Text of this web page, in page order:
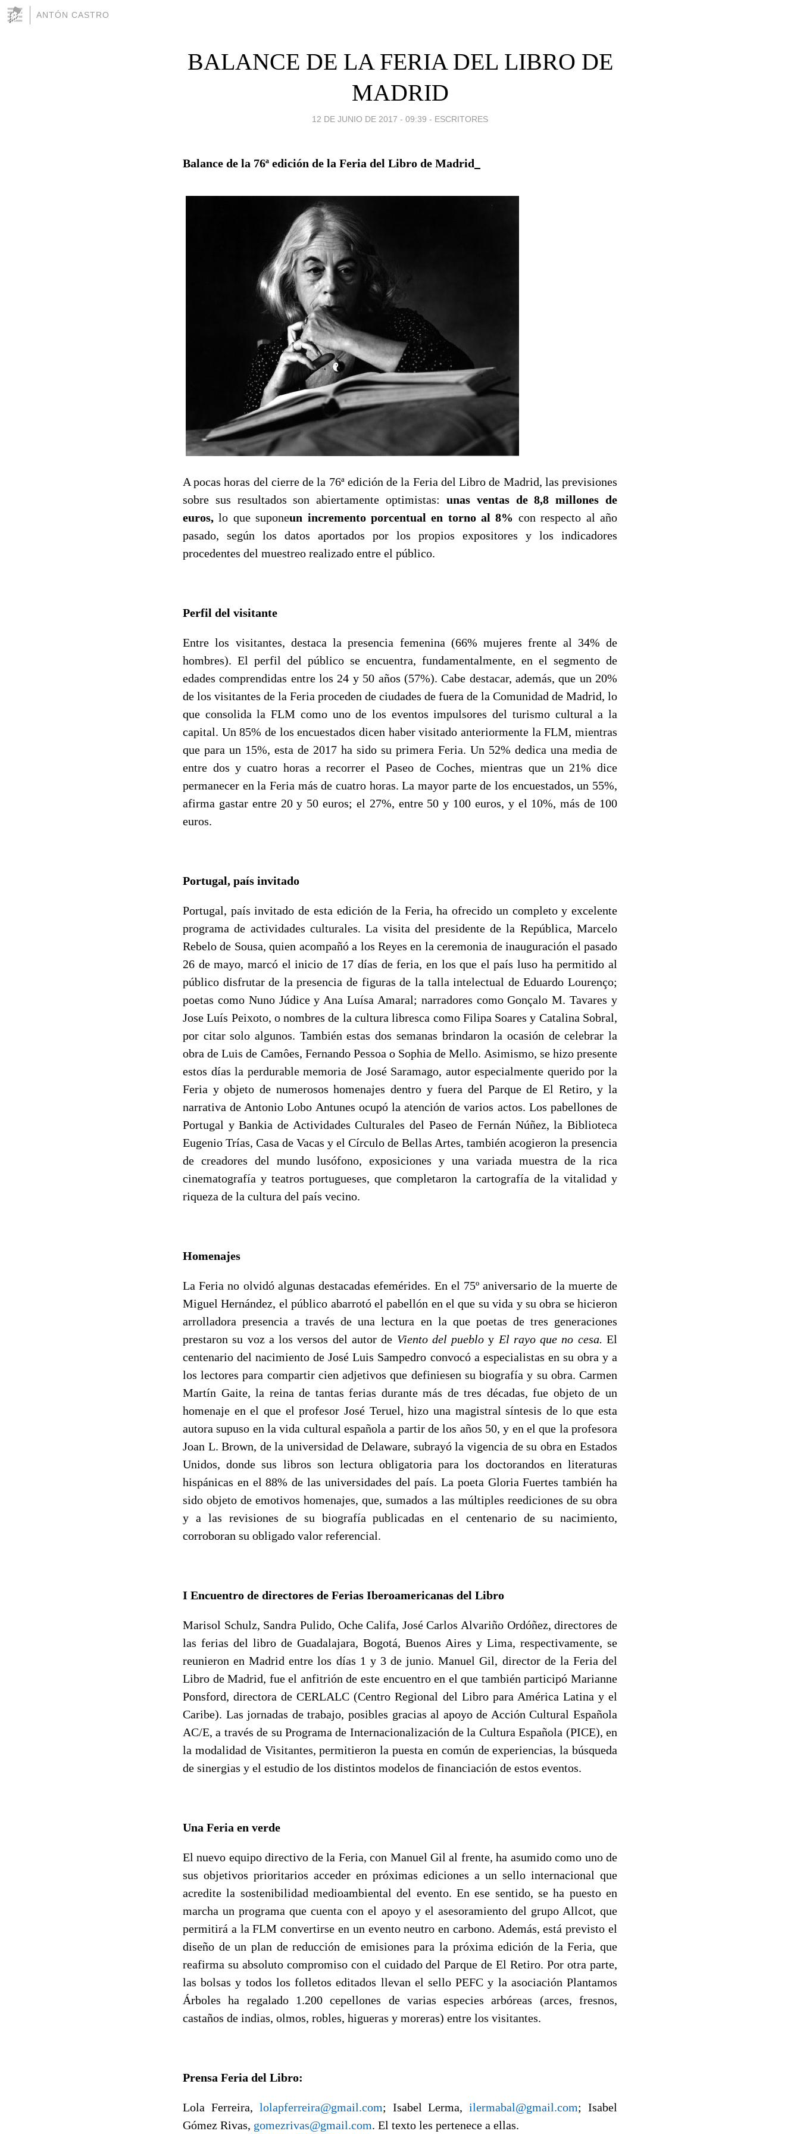
ANTÓN CASTRO
BALANCE DE LA FERIA DEL LIBRO DE
MADRID
12 DE JUNIO DE 2017 - 09:39 - ESCRITORES
Balance de la 76ª edición de la Feria del Libro de Madrid
A pocas horas del cierre de la 76ª edición de la Feria del Libro de Madrid, las previsiones
sobre sus resultados son abiertamente optimistas: unas ventas de 8,8 millones de
euros,lo que suponeun incremento porcentual en torno al 8% con respecto al año
pasado, según los datos aportados por los propios expositores y los indicadores
procedentes del muestreo realizado entre el público.
Perfil del visitante
Entre los visitantes, destaca la presencia femenina (66% mujeres frente al 34% de
hombres). El perfil del público se encuentra, fundamentalmente, en el segmento de
edades comprendidas entre los 24 y 50 años (57%). Cabe destacar, además, que un 20%
de los visitantes de la Feria proceden de ciudades de fuera de la Comunidad de Madrid, lo
que consolida la FLM como uno de los eventos impulsores del turismo cultural a la
capital. Un 85% de los encuestados dicen haber visitado anteriormente la FLM, mientras
que para un 15%, esta de 2017 ha sido su primera Feria. Un 52% dedica una media de
entre dos y cuatro horas a recorrer el Paseo de Coches, mientras que un 21% dice
permanecer en la Feria más de cuatro horas. La mayor parte de los encuestados, un 55%,
afirma gastar entre 20 y 50 euros; el 27%, entre 50 y 100 euros, y el 10%, más de 100
euros.
Portugal, país invitado
Portugal, país invitado de esta edición de la Feria, ha ofrecido un completo y excelente
programa de actividades culturales. La visita del presidente de la República, Marcelo
Rebelo de Sousa, quien acompañó a los Reyes en la ceremonia de inauguración el pasado
26 de mayo, marcó el inicio de 17 días de feria, en los que el país luso ha permitido al
público disfrutar de la presencia de figuras de la talla intelectual de Eduardo Lourenço;
poetas como Nuno Júdice y Ana Luísa Amaral; narradores como Gonçalo M. Tavares y
Jose Luís Peixoto, o nombres de la cultura libresca como Filipa Soares y Catalina Sobral,
por citar solo algunos. También estas dos semanas brindaron la ocasión de celebrar la
obra de Luis de Camôes, Fernando Pessoa o Sophia de Mello. Asimismo, se hizo presente
estos días la perdurable memoria de José Saramago, autor especialmente querido por la
Feria y objeto de numerosos homenajes dentro y fuera del Parque de El Retiro, y la
narrativa de Antonio Lobo Antunes ocupó la atención de varios actos. Los pabellones de
Portugal y Bankia de Actividades Culturales del Paseo de Fernán Núñez, la Biblioteca
Eugenio Trías, Casa de Vacas y el Círculo de Bellas Artes, también acogieron la presencia
de creadores del mundo lusófono, exposiciones y una variada muestra de la rica
cinematografía y teatros portugueses, que completaron la cartografía de la vitalidad y
riqueza de la cultura del país vecino.
Homenajes
La Feria no olvidó algunas destacadas efemérides. En el 75º aniversario de la muerte de
Miguel Hernández, el público abarrotó el pabellón en el que su vida y su obra se hicieron
arrolladora presencia a través de una lectura en la que poetas de tres generaciones
prestaron su voz a los versos del autor de Viento del pueblo y El rayo que no cesa. El
centenario del nacimiento de José Luis Sampedro convocó a especialistas en su obra y a
los lectores para compartir cien adjetivos que definiesen su biografía y su obra. Carmen
Martín Gaite, la reina de tantas ferias durante más de tres décadas, fue objeto de un
homenaje en el que el profesor José Teruel, hizo una magistral síntesis de lo que esta
autora supuso en la vida cultural española a partir de los años 50, y en el que la profesora
Joan L. Brown, de la universidad de Delaware, subrayó la vigencia de su obra en Estados
Unidos, donde sus libros son lectura obligatoria para los doctorandos en literaturas
hispánicas en el 88% de las universidades del país. La poeta Gloria Fuertes también ha
sido objeto de emotivos homenajes, que, sumados a las múltiples reediciones de su obra
y a las revisiones de su biografía publicadas en el centenario de su nacimiento,
corroboran su obligado valor referencial.
I Encuentro de directores de Ferias Iberoamericanas del Libro
Marisol Schulz, Sandra Pulido, Oche Califa, José Carlos Alvariño Ordóñez, directores de
las ferias del libro de Guadalajara, Bogotá, Buenos Aires y Lima, respectivamente, se
reunieron en Madrid entre los días 1 y 3 de junio. Manuel Gil, director de la Feria del
Libro de Madrid, fue el anfitrión de este encuentro en el que también participó Marianne
Ponsford, directora de CERLALC (Centro Regional del Libro para América Latina y el
Caribe). Las jornadas de trabajo, posibles gracias al apoyo de Acción Cultural Española
AC/E, a través de su Programa de Internacionalización de la Cultura Española (PICE), en
la modalidad de Visitantes, permitieron la puesta en común de experiencias, la búsqueda
de sinergias y el estudio de los distintos modelos de financiación de estos eventos.
Una Feria en verde
El nuevo equipo directivo de la Feria, con Manuel Gil al frente, ha asumido como uno de
sus objetivos prioritarios acceder en próximas ediciones a un sello internacional que
acredite la sostenibilidad medioambiental del evento. En ese sentido, se ha puesto en
marcha un programa que cuenta con el apoyo y el asesoramiento del grupo Allcot, que
permitirá a la FLM convertirse en un evento neutro en carbono. Además, está previsto el
diseño de un plan de reducción de emisiones para la próxima edición de la Feria, que
reafirma su absoluto compromiso con el cuidado del Parque de El Retiro. Por otra parte,
las bolsas y todos los folletos editados llevan el sello PEFC y la asociación Plantamos
Árboles ha regalado 1.200 cepellones de varias especies arbóreas (arces, fresnos,
castaños de indias, olmos, robles, higueras y moreras) entre los visitantes.
Prensa Feria del Libro:
Lola Ferreira, lolapferreira@gmail.com; Isabel Lerma,ilermabal@gmail.com; Isabel
Gómez Rivas, gomezrivas@gmail.com. El texto les pertenece a ellas.